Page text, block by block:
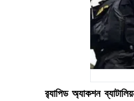
র‍্যাপিড অ্যাকশন